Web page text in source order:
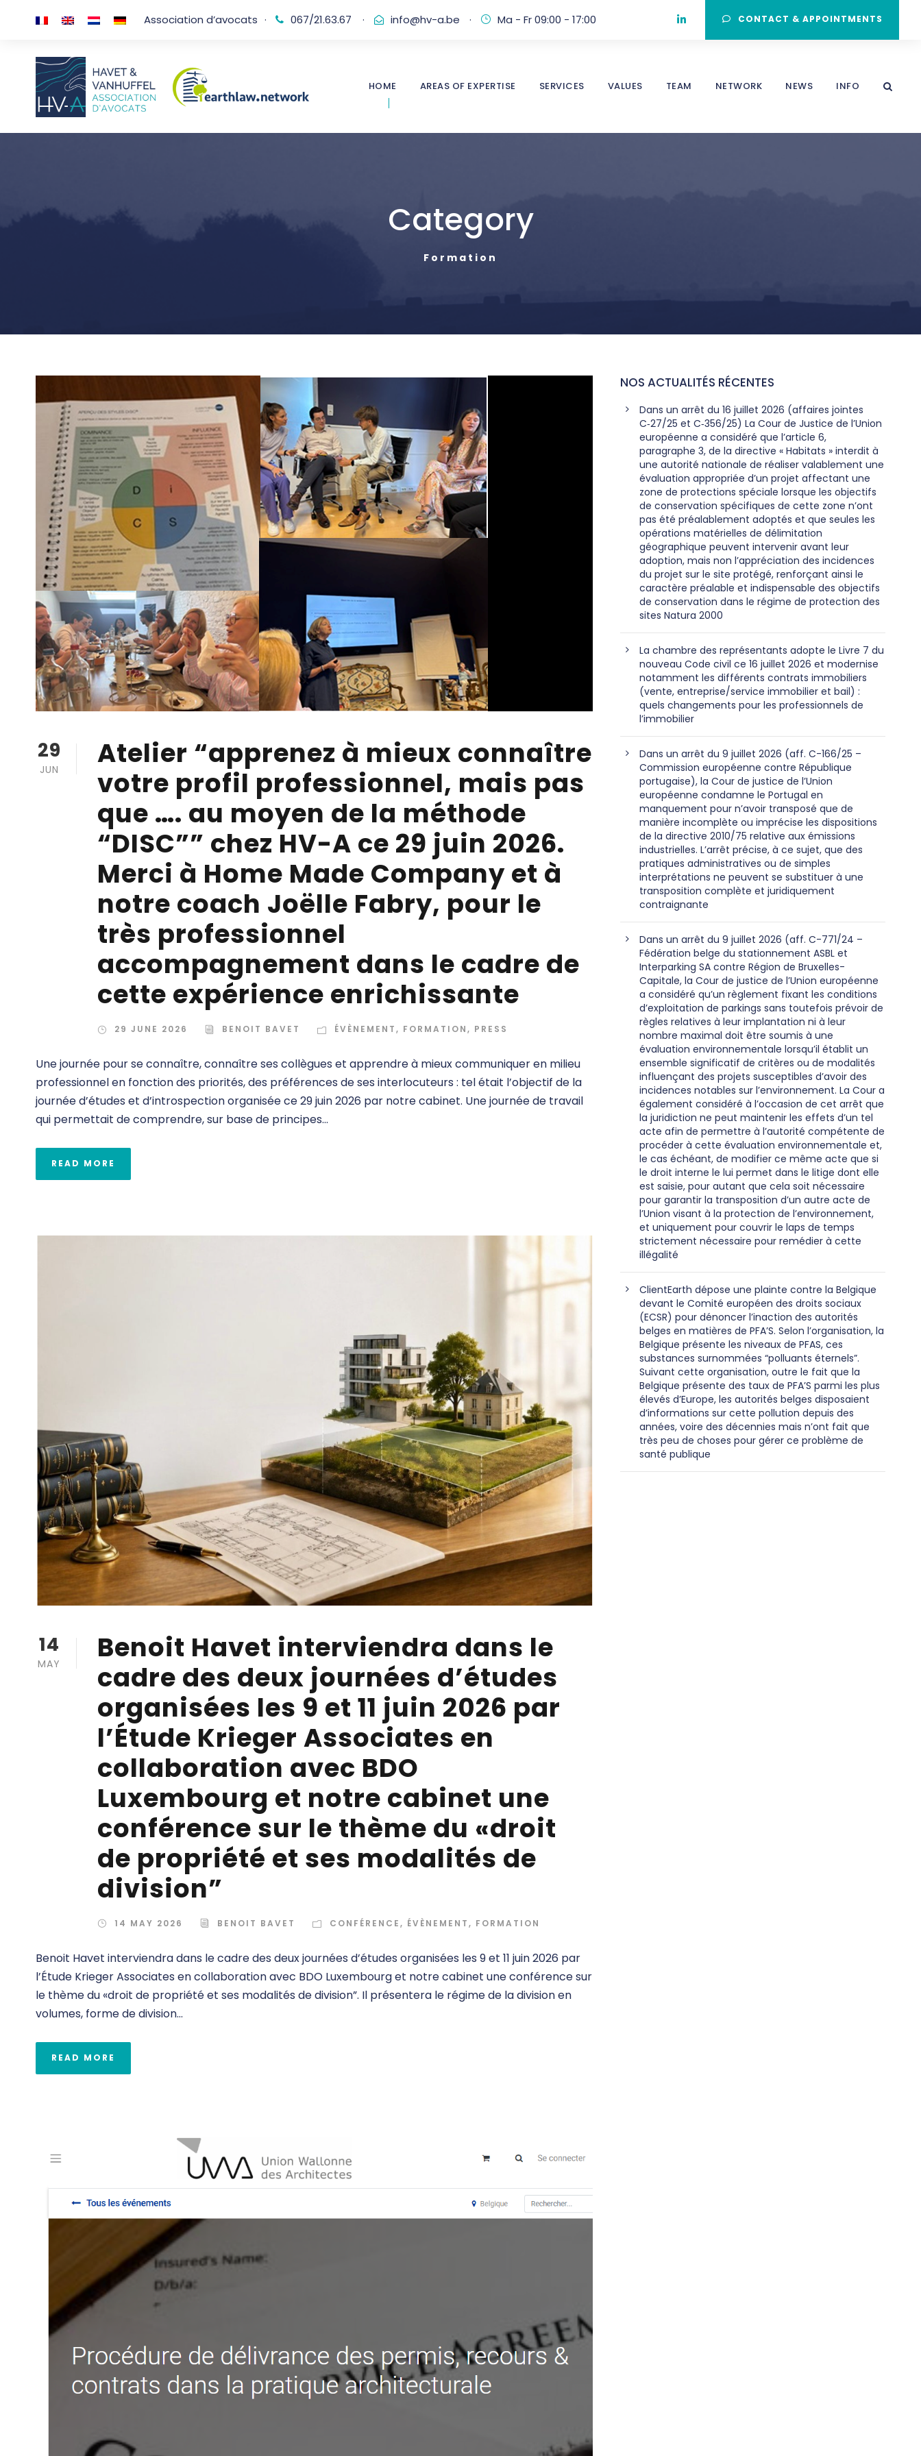
Association d’avocats · 067/21.63.67 · info@hv-a.be · Ma - Fr 09:00 - 17:00 CONTACT & APPOINTMENTS
HOME AREAS OF EXPERTISE SERVICES VALUES TEAM NETWORK NEWS INFO
Category
Formation
29
JUN
Atelier “apprenez à mieux connaître
votre profil professionnel, mais pas
que …. au moyen de la méthode
“DISC”” chez HV-A ce 29 juin 2026.
Merci à Home Made Company et à
notre coach Joëlle Fabry, pour le
très professionnel
accompagnement dans le cadre de
cette expérience enrichissante
29 JUNE 2026 BENOIT BAVET ÉVÈNEMENT, FORMATION, PRESS
Une journée pour se connaître, connaître ses collègues et apprendre à mieux communiquer en milieu
professionnel en fonction des priorités, des préférences de ses interlocuteurs : tel était l’objectif de la
journée d’études et d’introspection organisée ce 29 juin 2026 par notre cabinet. Une journée de travail
qui permettait de comprendre, sur base de principes...
READ MORE
14
MAY
Benoit Havet interviendra dans le
cadre des deux journées d’études
organisées les 9 et 11 juin 2026 par
l’Étude Krieger Associates en
collaboration avec BDO
Luxembourg et notre cabinet une
conférence sur le thème du «droit
de propriété et ses modalités de
division”
14 MAY 2026 BENOIT BAVET CONFÉRENCE, ÉVÈNEMENT, FORMATION
Benoit Havet interviendra dans le cadre des deux journées d’études organisées les 9 et 11 juin 2026 par
l’Étude Krieger Associates en collaboration avec BDO Luxembourg et notre cabinet une conférence sur
le thème du «droit de propriété et ses modalités de division”. Il présentera le régime de la division en
volumes, forme de division...
READ MORE
NOS ACTUALITÉS RÉCENTES
Dans un arrêt du 16 juillet 2026 (affaires jointes
C‑27/25 et C‑356/25) La Cour de Justice de l’Union
européenne a considéré que l’article 6,
paragraphe 3, de la directive « Habitats » interdit à
une autorité nationale de réaliser valablement une
évaluation appropriée d’un projet affectant une
zone de protections spéciale lorsque les objectifs
de conservation spécifiques de cette zone n’ont
pas été préalablement adoptés et que seules les
opérations matérielles de délimitation
géographique peuvent intervenir avant leur
adoption, mais non l’appréciation des incidences
du projet sur le site protégé, renforçant ainsi le
caractère préalable et indispensable des objectifs
de conservation dans le régime de protection des
sites Natura 2000
La chambre des représentants adopte le Livre 7 du
nouveau Code civil ce 16 juillet 2026 et modernise
notamment les différents contrats immobiliers
(vente, entreprise/service immobilier et bail) :
quels changements pour les professionnels de
l’immobilier
Dans un arrêt du 9 juillet 2026 (aff. C-166/25 –
Commission européenne contre République
portugaise), la Cour de justice de l’Union
européenne condamne le Portugal en
manquement pour n’avoir transposé que de
manière incomplète ou imprécise les dispositions
de la directive 2010/75 relative aux émissions
industrielles. L’arrêt précise, à ce sujet, que des
pratiques administratives ou de simples
interprétations ne peuvent se substituer à une
transposition complète et juridiquement
contraignante
Dans un arrêt du 9 juillet 2026 (aff. C-771/24 –
Fédération belge du stationnement ASBL et
Interparking SA contre Région de Bruxelles-
Capitale, la Cour de justice de l’Union européenne
a considéré qu’un règlement fixant les conditions
d’exploitation de parkings sans toutefois prévoir de
règles relatives à leur implantation ni à leur
nombre maximal doit être soumis à une
évaluation environnementale lorsqu’il établit un
ensemble significatif de critères ou de modalités
influençant des projets susceptibles d’avoir des
incidences notables sur l’environnement. La Cour a
également considéré à l’occasion de cet arrêt que
la juridiction ne peut maintenir les effets d’un tel
acte afin de permettre à l’autorité compétente de
procéder à cette évaluation environnementale et,
le cas échéant, de modifier ce même acte que si
le droit interne le lui permet dans le litige dont elle
est saisie, pour autant que cela soit nécessaire
pour garantir la transposition d’un autre acte de
l’Union visant à la protection de l’environnement,
et uniquement pour couvrir le laps de temps
strictement nécessaire pour remédier à cette
illégalité
ClientEarth dépose une plainte contre la Belgique
devant le Comité européen des droits sociaux
(ECSR) pour dénoncer l’inaction des autorités
belges en matières de PFA’S. Selon l’organisation, la
Belgique présente les niveaux de PFAS, ces
substances surnommées “polluants éternels”.
Suivant cette organisation, outre le fait que la
Belgique présente des taux de PFA’S parmi les plus
élevés d’Europe, les autorités belges disposaient
d’informations sur cette pollution depuis des
années, voire des décennies mais n’ont fait que
très peu de choses pour gérer ce problème de
santé publique